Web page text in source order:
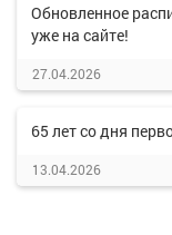
Обновленное
уже на сайте!
27.04.2026
65 лет со дня
13.04.2026